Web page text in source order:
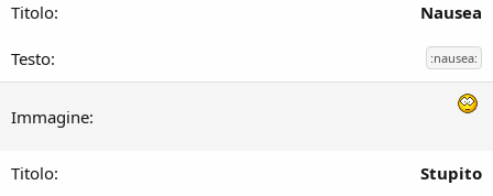
Nausea
:nausea:
Stupito